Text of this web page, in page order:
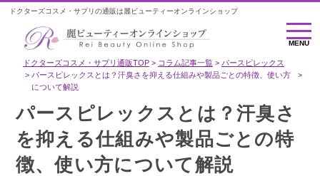
ドクターズコスメ・サプリの通販は麗ビューティーオンラインショップ
MENU
MENU
ドクターズコスメ・サプリ通販TOP コラム記事一覧
パースピレックス
パースピレックスとは？汗臭さを抑える仕組みや製品ごとの特徴、使い方
について解説
パースピレックスとは？汗臭さ
を抑える仕組みや製品ごとの特
徴、使い方について解説